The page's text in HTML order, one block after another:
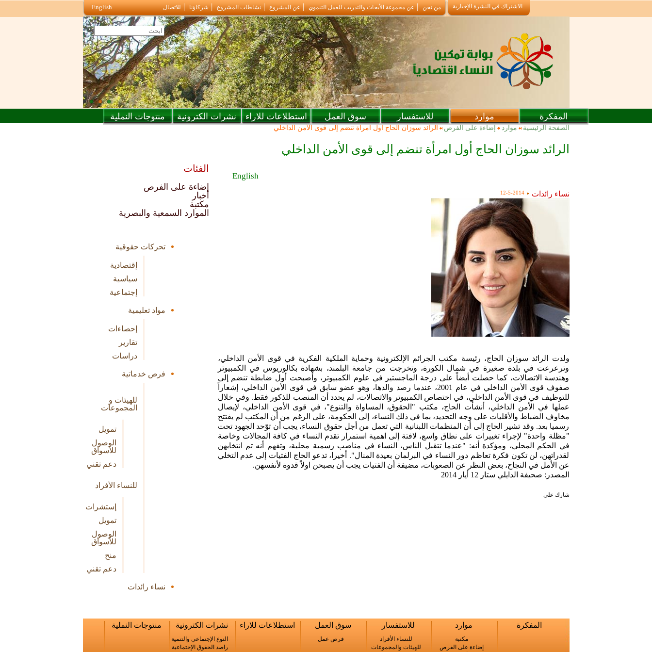
الاشتراك في النشرة الإخبارية من نحن عن مجموعة الأبحاث والتدريب للعمل التنموي عن المشروع نشاطات المشروع شركاؤنا للاتصال English
المفكرة موارد للاستفسار سوق العمل استطلاعات للاراء نشرات الكترونية منتوجات النملية
أنت هنا
الصفحة الرئيسية موارد إضاءة على الفرص الرائد سوزان الحاج أول امرأة تنضم إلى قوى الأمن الداخلي
الرائد سوزان الحاج أول امرأة تنضم إلى قوى الأمن الداخلي
English
نساء رائدات 12-5-2014
ولدت الرائد سوزان الحاج، رئيسة مكتب الجرائم الإلكترونية وحماية الملكية الفكرية في قوى الأمن الداخلي،
وترعرعت في بلدة صغيرة في شمال الكورة، وتخرجت من جامعة البلمند، بشهادة بكالوريوس في الكمبيوتر
وهندسة الاتصالات، كما حصلت أيضاً على درجة الماجستير في علوم الكمبيوتر، وأصبحت أول ضابطة تنضم إلى
صفوف قوى الأمن الداخلي في عام 2001، عندما رصد والدها، وهو عضو سابق في قوى الأمن الداخلي، إشعاراً
للتوظيف في قوى الأمن الداخلي، في اختصاص الكمبيوتر والاتصالات، لم يحدد أن المنصب للذكور فقط. وفي خلال
عملها في الأمن الداخلي، أنشأت الحاج، مكتب "الحقوق، المساواة والتنوع"، في قوى الأمن الداخلي، لإيصال
مخاوف الضباط والأقليات على وجه التحديد، بما في ذلك النساء، إلى الحكومة، على الرغم من أن المكتب لم يفتتح
رسميا بعد. وقد تشير الحاج إلى أن المنظمات اللبنانية التي تعمل من أجل حقوق النساء، يجب أن توّحد الجهود تحت
"مظلة واحدة" لإجراء تغييرات على نطاق واسع، لافتة إلى اهمية استمرار تقدم النساء في كافة المجالات وخاصة
في الحكم المحلي، ومؤكدة أنه: "عندما تتقبل الناس، النساء في مناصب رسمية محلية، وتفهم أنه تم انتخابهن
لقدراتهن، لن تكون فكرة تعاظم دور النساء في البرلمان بعيدة المنال". أخيرا، تدعو الحاج الفتيات إلى عدم التخلي
عن الأمل في النجاح، بغض النظر عن الصعوبات، مضيفة أن الفتيات يجب أن يصبحن اولاً قدوة لأنفسهن.
المصدر: صحيفة الدايلي ستار 12 أيار 2014
شارك على
الفئات
إضاءة على الفرص
أخبار
مكتبة
الموارد السمعية والبصرية
تحركات حقوقية
إقتصادية
سياسية
إجتماعية
مواد تعليمية
إحصاءات
تقارير
دراسات
فرص خدماتية
للهيئات و
المجموعات
تمويل
الوصول
للأسواق
دعم تقني
للنساء الأفراد
إستشرات
تمويل
الوصول
للأسواق
منح
دعم تقني
نساء رائدات
المفكرة موارد
مكتبة
إضاءة على الفرص
للاستفسار
للنساء الأفراد
للهيئات والمجموعات
سوق العمل
فرص عمل
استطلاعات للاراء نشرات الكترونية
النوع الإجتماعي والتنمية
راصد الحقوق الإجتماعية
منتوجات النملية